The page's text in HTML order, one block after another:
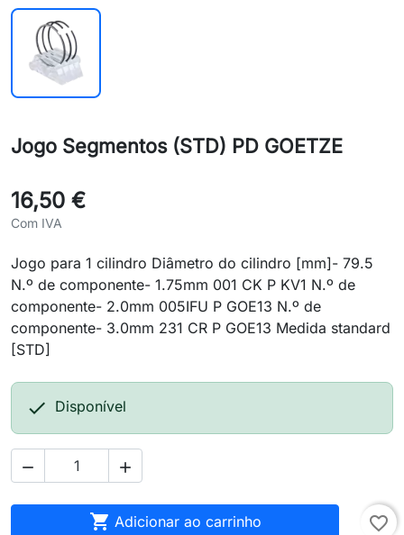
Jogo Segmentos (STD) PD GOETZE
16,50 €
Com IVA
Jogo para 1 cilindro Diâmetro do cilindro [mm]- 79.5
N.º de componente- 1.75mm 001 CK P KV1 N.º de
componente- 2.0mm 005IFU P GOE13 N.º de
componente- 3.0mm 231 CR P GOE13 Medida standard
[STD]
 Disponível
 
 Adicionar ao carrinho favorite_border